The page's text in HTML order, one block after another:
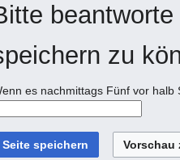
zu
es nachmittags Fünf vor